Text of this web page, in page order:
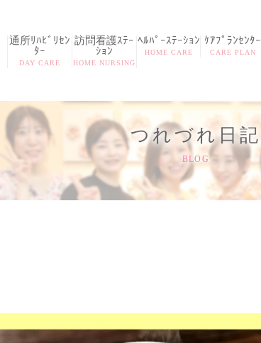
通所ﾘﾊﾋﾞﾘｾﾝ
ﾀｰ
DAY CARE
訪問看護ｽﾃｰ
ｼｮﾝ
HOME NURSING
ﾍﾙﾊﾟｰｽﾃｰｼｮﾝ
HOME CARE
ｹｱﾌﾟﾗﾝｾﾝﾀｰ
CARE PLAN
つれづれ日記
BLOG